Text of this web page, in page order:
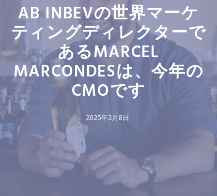
AB INBEVの世界マーケ
ティングディレクターで
あるMARCEL
MARCONDESは、今年の
CMOです
2025年2月8日